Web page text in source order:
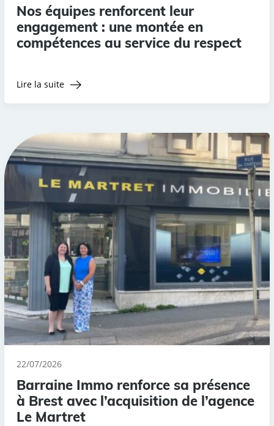
Nos équipes renforcent leur
engagement : une montée en
compétences au service du respect
Lire la suite
22/07/2026
Barraine Immo renforce sa présence
à Brest avec l’acquisition de l’agence
Le Martret